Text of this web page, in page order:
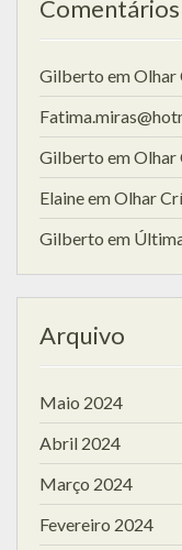
Gilberto emOlhar
Gilberto emOlhar
ElaineemOlhar
Gilberto em
Arquivo
Maio 2024
Abril 2024
Março 2024
Fevereiro 2024